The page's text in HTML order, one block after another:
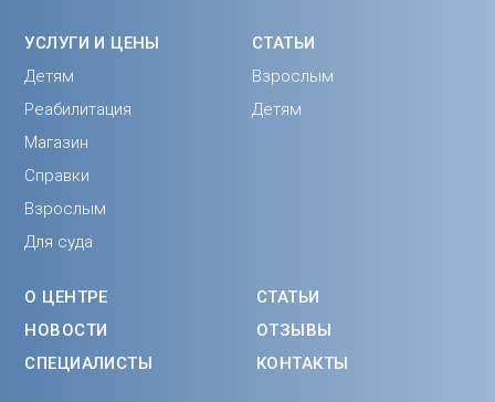
УСЛУГИ И ЦЕНЫ
Детям
Реабилитация
Магазин
Справки
Взрослым
Для суда
СТАТЬИ
Взрослым
Детям
О ЦЕНТРЕ
НОВОСТИ
СПЕЦИАЛИСТЫ
СТАТЬИ
ОТЗЫВЫ
КОНТАКТЫ